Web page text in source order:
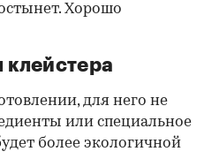
Хорошо
для него не
или специальное
более экологичной